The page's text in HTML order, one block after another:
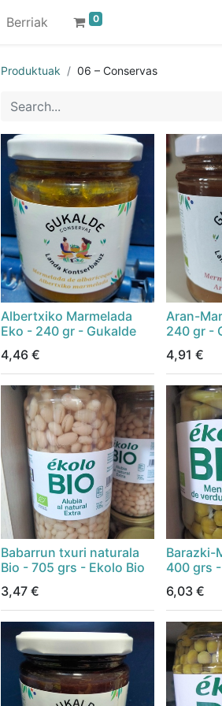
Berriak 0
Produktuak 06 – Conservas
Albertxiko Marmelada
Eko - 240 gr - Gukalde
4,46 €
Aran-
240 gr -
4,91 €
Babarrun txuri naturala
Bio - 705 grs - Ekolo Bio
3,47 €
Barazki-
400 grs
6,03 €